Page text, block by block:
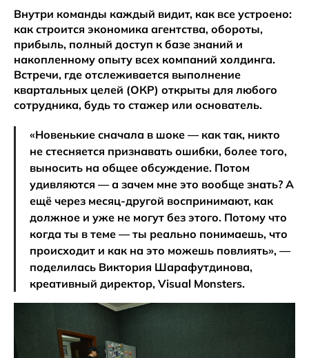
Внутри команды каждый видит, как все устроено:
как строится экономика агентства, обороты,
прибыль, полный доступ к базе знаний и
накопленному опыту всех компаний холдинга.
Встречи, где отслеживается выполнение
квартальных целей (ОКР) открыты для любого
сотрудника, будь то стажер или основатель.
«Новенькие сначала в шоке — как так, никто
не стесняется признавать ошибки, более того,
выносить на общее обсуждение. Потом
удивляются — а зачем мне это вообще знать? А
ещё через месяц-другой воспринимают, как
должное и уже не могут без этого. Потому что
когда ты в теме — ты реально понимаешь, что
происходит и как на это можешь повлиять», —
поделилась Виктория Шарафутдинова,
креативный директор, Visual Monsters.